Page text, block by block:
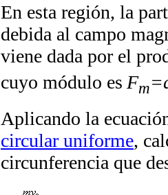
En esta región, la
debida al campo
viene dada por el
cuyo módulo es Fm
Aplicando la
circular uniforme,
circunferencia que